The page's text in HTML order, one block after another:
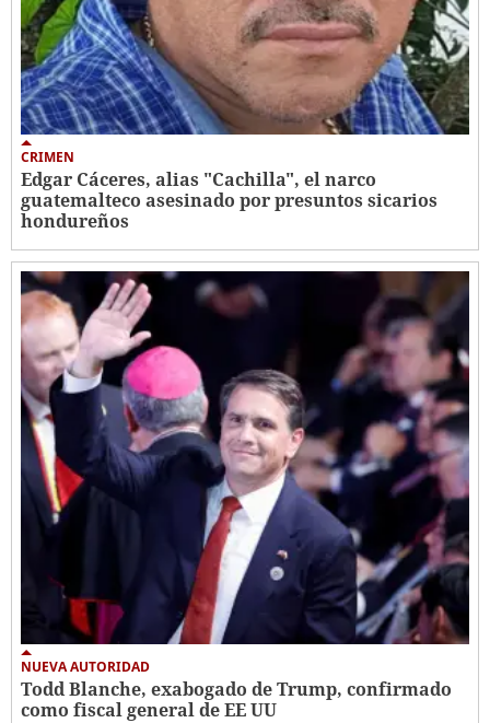
CRIMEN
Edgar Cáceres, alias "Cachilla", el narco
guatemalteco asesinado por presuntos sicarios
hondureños
NUEVA AUTORIDAD
Todd Blanche, exabogado de Trump, confirmado
como fiscal general de EE UU